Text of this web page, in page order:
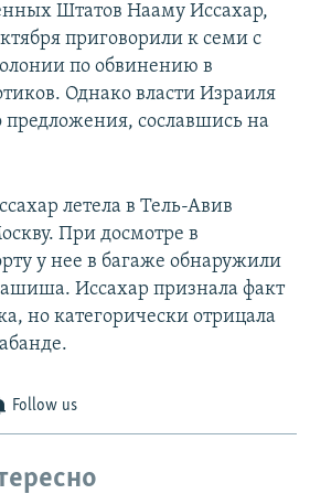
Штатов Нааму Иссахар,
приговорили к семи с
по обвинению в
Однако власти Израиля
предложения, сославшись на
летела в Тель-Авив
При досмотре в
у нее в багаже обнаружили
Иссахар признала факт
но категорически отрицала
Follow us